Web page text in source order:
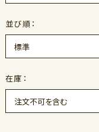
並び順：
在庫：